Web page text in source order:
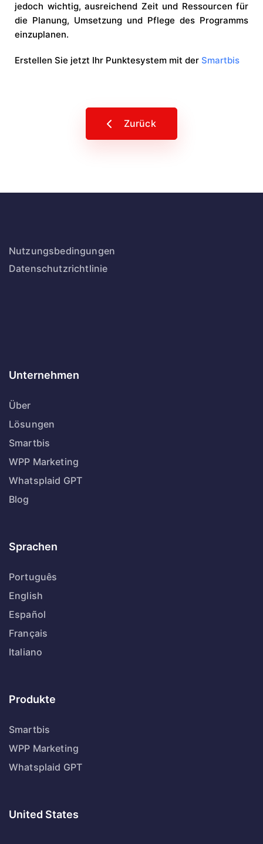
jedoch wichtig, ausreichend Zeit und Ressourcen für
die Planung, Umsetzung und Pflege des Programms
einzuplanen.
Erstellen Sie jetzt Ihr Punktesystem mit der Smartbis
Zurück
Nutzungsbedingungen
Datenschutzrichtlinie
Unternehmen
Über
Lösungen
Smartbis
WPP Marketing
Whatsplaid GPT
Blog
Sprachen
Português
English
Español
Français
Italiano
Produkte
Smartbis
WPP Marketing
Whatsplaid GPT
United States